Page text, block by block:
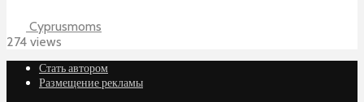
Cyprusmoms
274 views
Стать автором
Размещение рекламы